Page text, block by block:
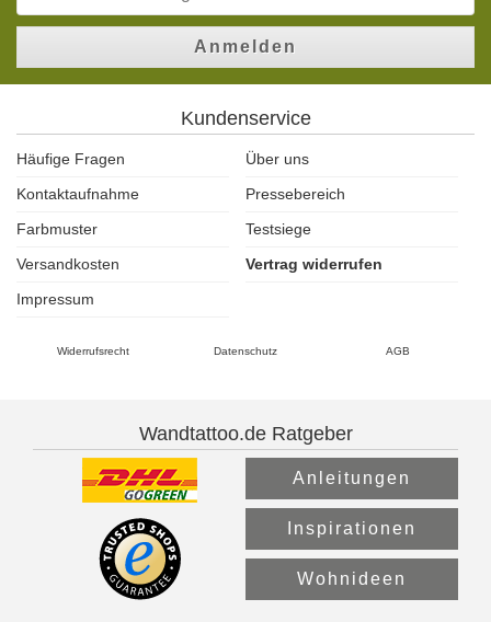
Anmelden
Kundenservice
Häufige Fragen
Über uns
Kontaktaufnahme
Pressebereich
Farbmuster
Testsiege
Versandkosten
Vertrag widerrufen
Impressum
Widerrufsrecht Datenschutz AGB
Wandtattoo.de Ratgeber
Anleitungen
Inspirationen
Wohnideen